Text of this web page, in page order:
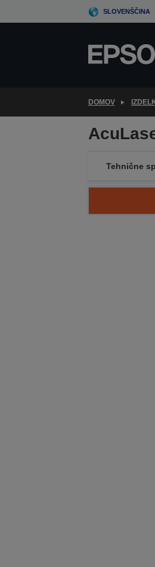
to
SLOVENŠČINA
DOMOV
Tehnične